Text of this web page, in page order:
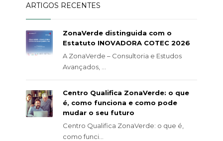
ARTIGOS RECENTES
ZonaVerde distinguida com o
Estatuto INOVADORA COTEC 2026
A ZonaVerde – Consultoria e Estudos
Avançados, ...
Centro Qualifica ZonaVerde: o que
é, como funciona e como pode
mudar o seu futuro
Centro Qualifica ZonaVerde: o que é,
como funci...